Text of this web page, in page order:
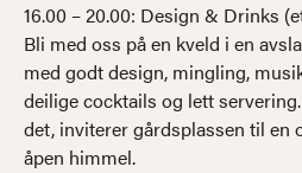
16.00 – 20.00: Design & Drinks
Bli med oss på en kveld i en
med godt design, mingling,
deilige cocktails og lett
det, inviterer gårdsplassen til en
åpen himmel.